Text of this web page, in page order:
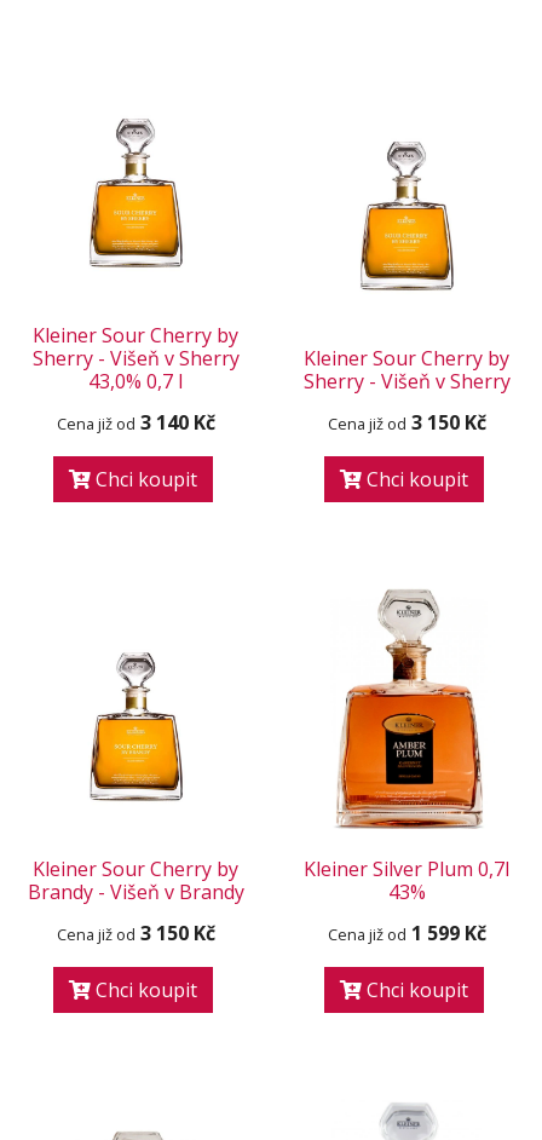
Kleiner Sour Cherry by
Sherry - Višeň v Sherry
43,0% 0,7 l
Cena již od 3 140 Kč
Chci koupit
Kleiner Sour Cherry by
Sherry - Višeň v Sherry
Cena již od 3 150 Kč
Chci koupit
Kleiner Sour Cherry by
Brandy - Višeň v Brandy
Cena již od 3 150 Kč
Chci koupit
Kleiner Silver Plum 0,7l
43%
Cena již od 1 599 Kč
Chci koupit